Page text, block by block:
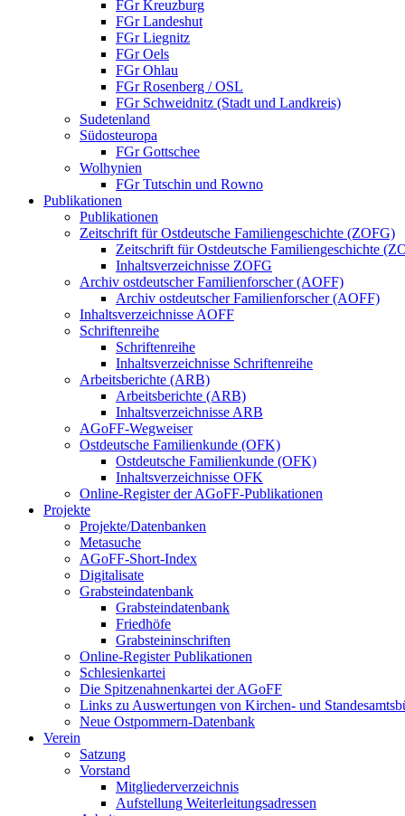
FGr Kreuzburg
FGr Landeshut
FGr Liegnitz
FGr Oels
FGr Ohlau
FGr Rosenberg / OSL
FGr Schweidnitz (Stadt und Landkreis)
Sudetenland
Südosteuropa
FGr Gottschee
Wolhynien
FGr Tutschin und Rowno
Publikationen
Publikationen
Zeitschrift für Ostdeutsche Familiengeschichte (ZOFG)
Zeitschrift für Ostdeutsche Familiengeschichte
Inhaltsverzeichnisse ZOFG
Archiv ostdeutscher Familienforscher (AOFF)
Archiv ostdeutscher Familienforscher (AOFF)
Inhaltsverzeichnisse AOFF
Schriftenreihe
Schriftenreihe
Inhaltsverzeichnisse Schriftenreihe
Arbeitsberichte (ARB)
Arbeitsberichte (ARB)
Inhaltsverzeichnisse ARB
AGoFF-Wegweiser
Ostdeutsche Familienkunde (OFK)
Ostdeutsche Familienkunde (OFK)
Inhaltsverzeichnisse OFK
Online-Register der AGoFF-Publikationen
Projekte
Projekte/Datenbanken
Metasuche
AGoFF-Short-Index
Digitalisate
Grabsteindatenbank
Grabsteindatenbank
Friedhöfe
Grabsteininschriften
Online-Register Publikationen
Schlesienkartei
Die Spitzenahnenkartei der AGoFF
Links zu Auswertungen von Kirchen- und
Neue Ostpommern-Datenbank
Verein
Satzung
Vorstand
Mitgliederverzeichnis
Aufstellung Weiterleitungsadressen